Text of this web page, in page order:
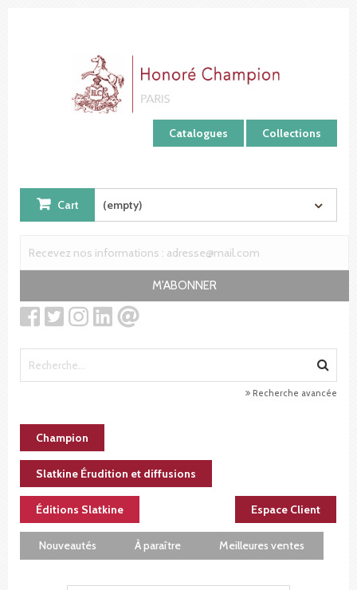
Catalogues Collections
Cart (empty)
M'ABONNER
Recherche avancée
Champion
Slatkine Érudition et diffusions
Éditions Slatkine Espace Client
Nouveautés À paraître Meilleures ventes